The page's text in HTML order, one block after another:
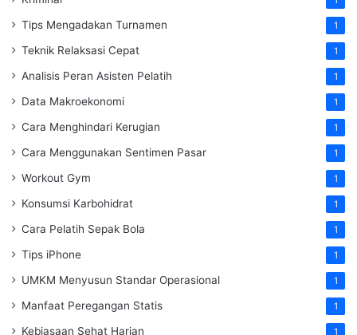
Tips Mengadakan Turnamen 1
Teknik Relaksasi Cepat 1
Analisis Peran Asisten Pelatih 1
Data Makroekonomi 1
Cara Menghindari Kerugian 1
Cara Menggunakan Sentimen Pasar 1
Workout Gym 1
Konsumsi Karbohidrat 1
Cara Pelatih Sepak Bola 1
Tips iPhone 1
UMKM Menyusun Standar Operasional 1
Manfaat Peregangan Statis 1
Kebiasaan Sehat Harian 1